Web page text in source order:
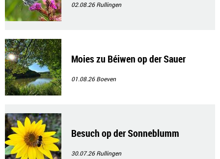
02.08.26Rullingen
Moies zu Béiwen op der Sauer
01.08.26Boeven
Besuch op der Sonneblumm
30.07.26Rullingen